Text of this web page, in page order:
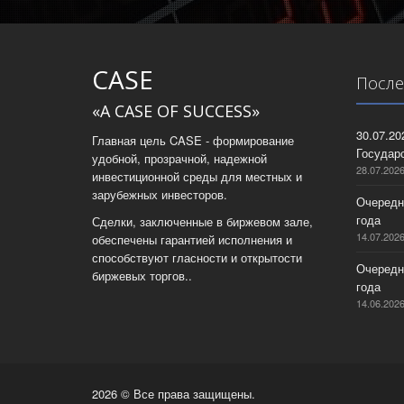
CASE
«A CASE OF SUCCESS»
Главная цель CASE - формирование
удобной, прозрачной, надежной
инвестиционной среды для местных и
зарубежных инвесторов.
Сделки, заключенные в биржевом зале,
обеспечены гарантией исполнения и
способствуют гласности и открытости
биржевых торгов..
28.07.2026
года
14.07.2026
года
14.06.2026
2026 © Все права защищены.